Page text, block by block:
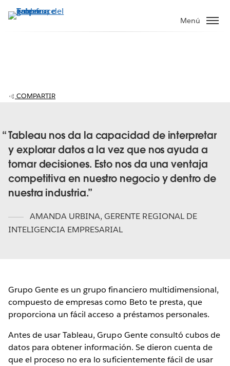
Menú
modal
vjs_video_3
COMPARTIR
Tableau nos da la capacidad de interpretar
y explorar datos a la vez que nos ayuda a
tomar decisiones. Esto nos da una ventaja
competitiva en nuestro negocio y dentro de
nuestra industria.
AMANDA URBINA, GERENTE REGIONAL DE
INTELIGENCIA EMPRESARIAL
Grupo Gente es un grupo financiero multidimensional,
compuesto de empresas como Beto te presta, que
proporciona un fácil acceso a préstamos personales.
Antes de usar Tableau, Grupo Gente consultó cubos de
datos para obtener información. Se dieron cuenta de
que el proceso no era lo suficientemente fácil de usar